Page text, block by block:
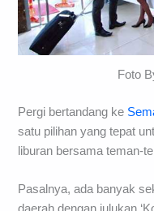
Foto
Pergi bertandang ke
satu pilihan yang tepat
liburan bersama teman-
Pasalnya, ada banyak